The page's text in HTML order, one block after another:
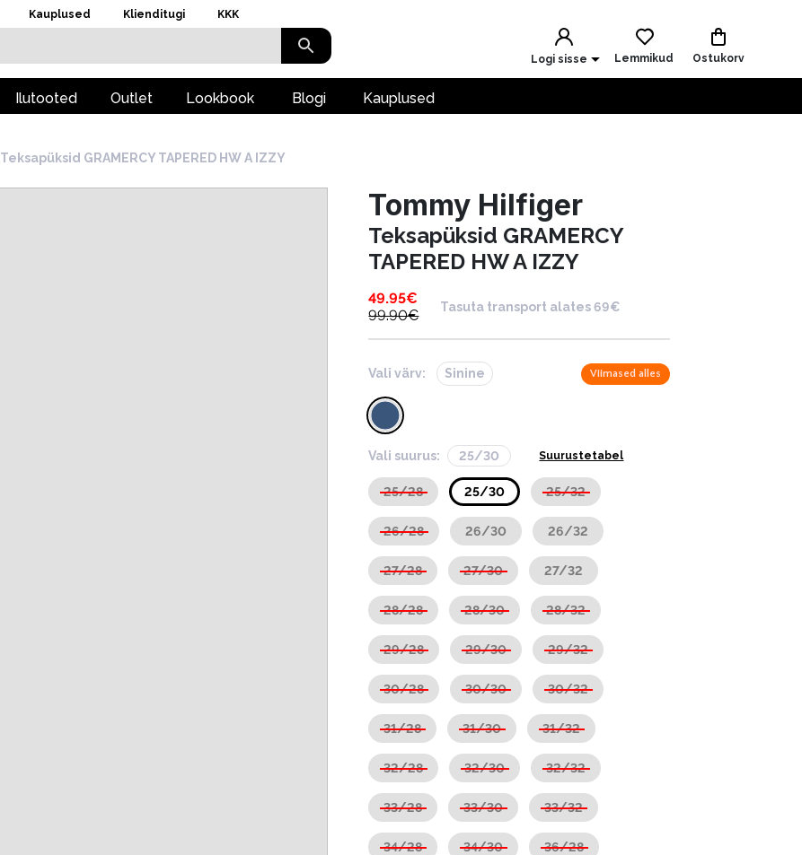
Kauplused Klienditugi KKK
Logi sisse Lemmikud Ostukorv
Ilutooted Outlet Lookbook Blogi Kauplused
Teksapüksid GRAMERCY TAPERED HW A IZZY
Tommy Hilfiger
Teksapüksid GRAMERCY
TAPERED HW A IZZY
49.95€
99.90€
Tasuta transport alates 69€
Vali värv: Sinine Viimased alles
Vali suurus: 25/30 Suurustetabel
25/28 25/30 25/32
26/28 26/30 26/32
27/28 27/30 27/32
28/28 28/30 28/32
29/28 29/30 29/32
30/28 30/30 30/32
31/28 31/30 31/32
32/28 32/30 32/32
33/28 33/30 33/32
34/28 34/30 36/28